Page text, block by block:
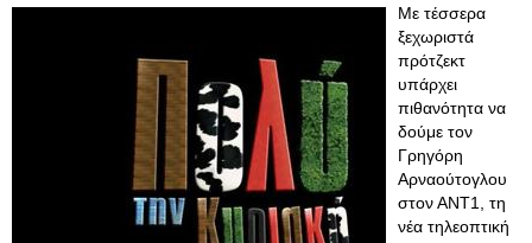
Με τέσσερα
ξεχωριστά
πρότζεκτ
υπάρχει
πιθανότητα να
δούμε τον
Γρηγόρη
Αρναούτογλου
στον ΑΝΤ1, τη
νέα τηλεοπτική